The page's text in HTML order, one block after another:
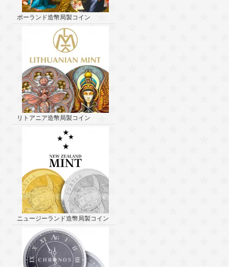
ポーランド造幣局製コイン
リトアニア造幣局製コイン
ニュージーランド造幣局製コイン